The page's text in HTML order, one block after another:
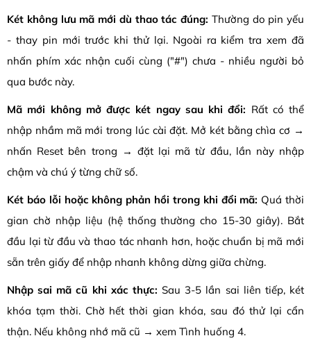
Két không lưu mã mới dù thao tác đúng: Thường do pin yếu
- thay pin mới trước khi thử lại. Ngoài ra kiểm tra xem đã
nhấn phím xác nhận cuối cùng ("#") chưa - nhiều người bỏ
qua bước này.
Mã mới không mở được két ngay sau khi đổi: Rất có thể
nhập nhầm mã mới trong lúc cài đặt. Mở két bằng chìa cơ →
nhấn Reset bên trong → đặt lại mã từ đầu, lần này nhập
chậm và chú ý từng chữ số.
Két báo lỗi hoặc không phản hồi trong khi đổi mã: Quá thời
gian chờ nhập liệu (hệ thống thường cho 15-30 giây). Bắt
đầu lại từ đầu và thao tác nhanh hơn, hoặc chuẩn bị mã mới
sẵn trên giấy để nhập nhanh không dừng giữa chừng.
Nhập sai mã cũ khi xác thực: Sau 3-5 lần sai liên tiếp, két
khóa tạm thời. Chờ hết thời gian khóa, sau đó thử lại cẩn
thận. Nếu không nhớ mã cũ → xem Tình huống 4.